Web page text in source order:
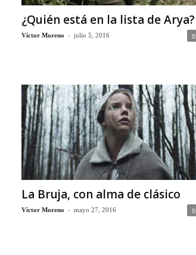
¿Quién está en la lista de Arya?
Víctor Moreno - julio 5, 2016 0
La Bruja, con alma de clásico
Víctor Moreno - mayo 27, 2016 0